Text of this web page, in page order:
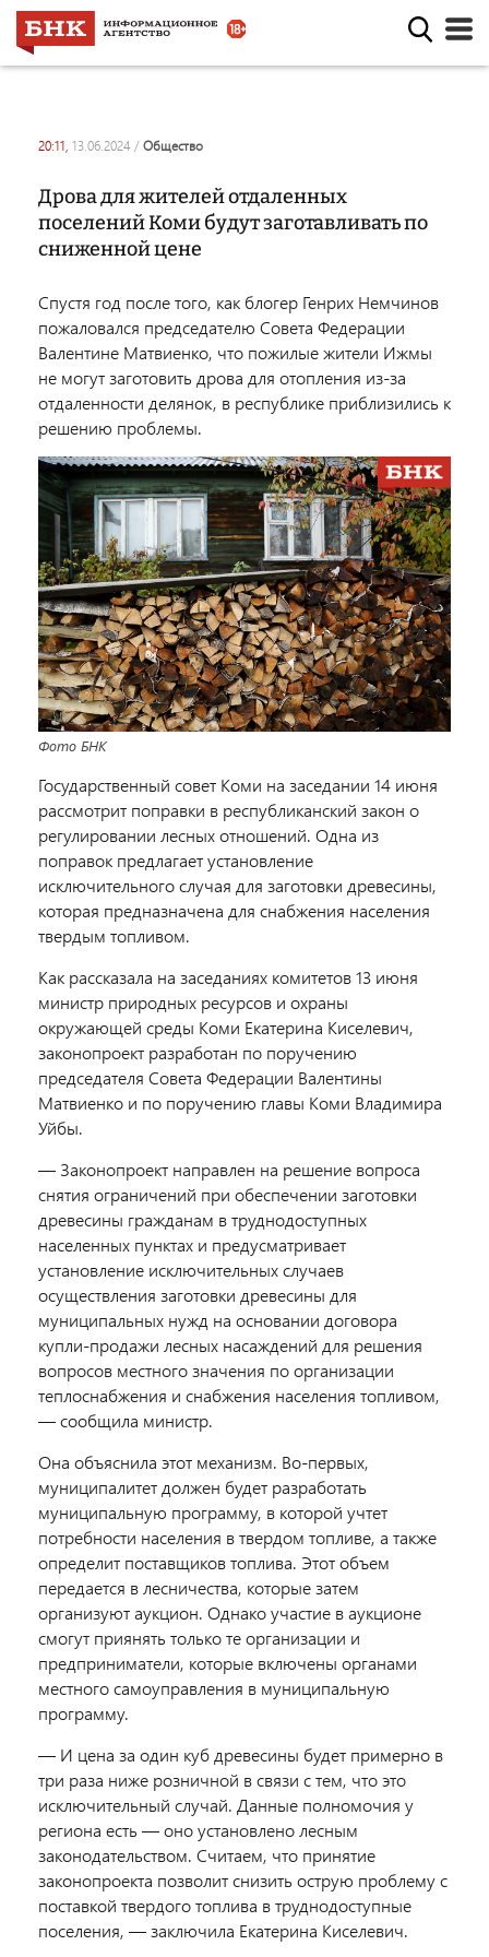
20:11, 13.06.2024 / общество
Дрова для жителей отдаленных
поселений Коми будут заготавливать по
сниженной цене
Спустя год после того, как блогер Генрих Немчинов
пожаловался председателю Совета Федерации
Валентине Матвиенко, что пожилые жители Ижмы
не могут заготовить дрова для отопления из-за
отдаленности делянок, в республике приблизились к
решению проблемы.
Фото БНК
Государственный совет Коми на заседании 14 июня
рассмотрит поправки в республиканский закон о
регулировании лесных отношений. Одна из
поправок предлагает установление
исключительного случая для заготовки древесины,
которая предназначена для снабжения населения
твердым топливом.
Как рассказала на заседаниях комитетов 13 июня
министр природных ресурсов и охраны
окружающей среды Коми Екатерина Киселевич,
законопроект разработан по поручению
председателя Совета Федерации Валентины
Матвиенко и по поручению главы Коми Владимира
Уйбы.
— Законопроект направлен на решение вопроса
снятия ограничений при обеспечении заготовки
древесины гражданам в труднодоступных
населенных пунктах и предусматривает
установление исключительных случаев
осуществления заготовки древесины для
муниципальных нужд на основании договора
купли-продажи лесных насаждений для решения
вопросов местного значения по организации
теплоснабжения и снабжения населения топливом,
— сообщила министр.
Она объяснила этот механизм. Во-первых,
муниципалитет должен будет разработать
муниципальную программу, в которой учтет
потребности населения в твердом топливе, а также
определит поставщиков топлива. Этот объем
передается в лесничества, которые затем
организуют аукцион. Однако участие в аукционе
смогут приянять только те организации и
предприниматели, которые включены органами
местного самоуправления в муниципальную
программу.
— И цена за один куб древесины будет примерно в
три раза ниже розничной в связи с тем, что это
исключительный случай. Данные полномочия у
региона есть — оно установлено лесным
законодательством. Считаем, что принятие
законопроекта позволит снизить острую проблему с
поставкой твердого топлива в труднодоступные
поселения, — заключила Екатерина Киселевич.